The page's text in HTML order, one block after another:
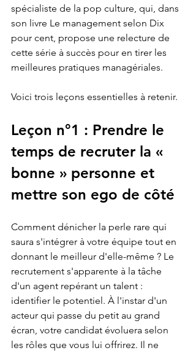
spécialiste de la pop culture, qui, dans
son livre Le management selon Dix
pour cent, propose une relecture de
cette série à succès pour en tirer les
meilleures pratiques managériales.
Voici trois leçons essentielles à retenir.
Leçon n°1 : Prendre le
temps de recruter la «
bonne » personne et
mettre son ego de côté
Comment dénicher la perle rare qui
saura s'intégrer à votre équipe tout en
donnant le meilleur d'elle-même ? Le
recrutement s'apparente à la tâche
d'un agent repérant un talent :
identifier le potentiel. À l'instar d'un
acteur qui passe du petit au grand
écran, votre candidat évoluera selon
les rôles que vous lui offrirez. Il ne